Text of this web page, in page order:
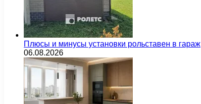
Плюсы и минусы установки рольставен в гараж
06.08.2026